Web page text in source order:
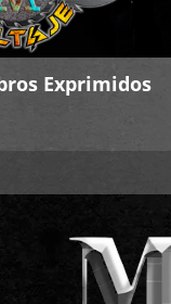
Exprimidos